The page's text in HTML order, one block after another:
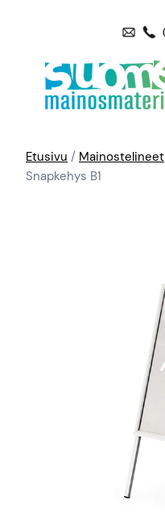
Etusivu / Mainostelineet
Snapkehys B1